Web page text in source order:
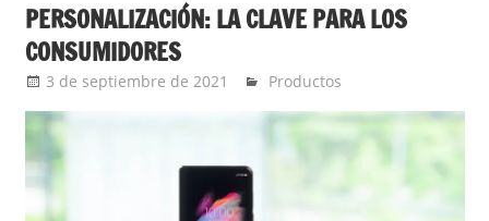
PERSONALIZACIÓN: LA CLAVE PARA LOS
CONSUMIDORES
3 de septiembre de 2021 Ernesto Herrera
Productos